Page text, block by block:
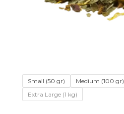
Small (50 gr) Medium (100 gr)
Extra Large (1 kg)